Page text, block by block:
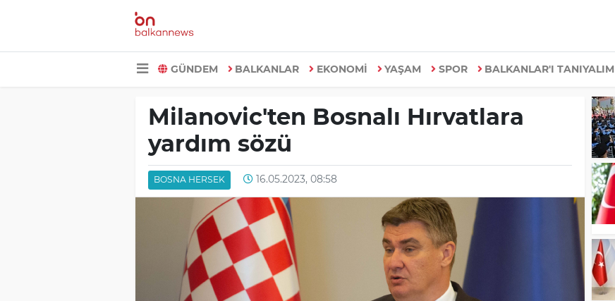
GÜNDEM BALKANLAR EKONOMİ YAŞAM SPOR BALKANLAR'I TANIYALIM
Milanovic'ten Bosnalı Hırvatlara
yardım sözü
BOSNA HERSEK 16.05.2023, 08:58